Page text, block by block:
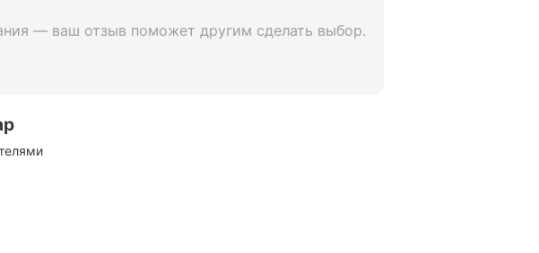
— ваш отзыв поможет другим сделать выбор.